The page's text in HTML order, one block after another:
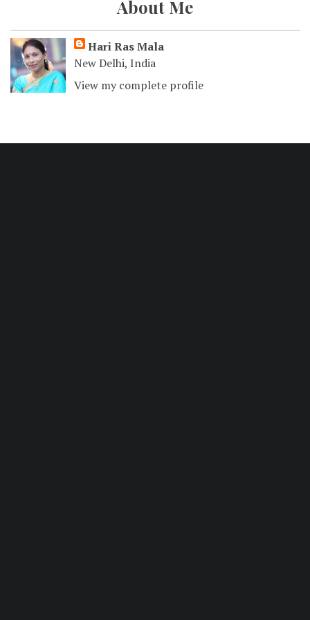
About Me
Hari Ras Mala
New Delhi, India
View my complete profile